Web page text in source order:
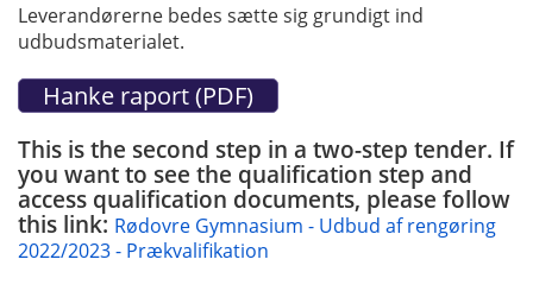
Leverandørerne bedes sætte sig grundigt ind
udbudsmaterialet.
This is the second step in a two-step tender. If
you want to see the qualification step and
access qualification documents, please follow
this link: Rødovre Gymnasium - Udbud af rengøring
2022/2023 - Prækvalifikation